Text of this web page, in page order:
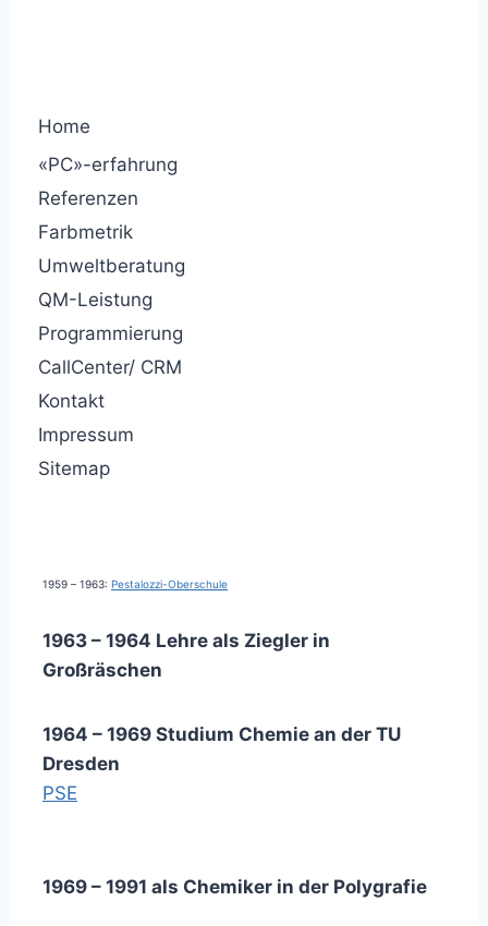
Home
«PC»-erfahrung
Referenzen
Farbmetrik
Umweltberatung
QM-Leistung
Programmierung
CallCenter/ CRM
Kontakt
Impressum
Sitemap
1959 – 1963: Pestalozzi-Oberschule
1963 – 1964 Lehre als Ziegler in
Großräschen
1964 – 1969 Studium Chemie an der TU
Dresden
PSE
1969 – 1991 als Chemiker in der Polygrafie